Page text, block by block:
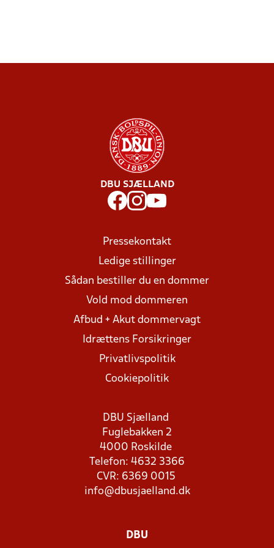
DBU SJÆLLAND
Pressekontakt
Ledige stillinger
Sådan bestiller du en dommer
Vold mod dommeren
Afbud + Akut dommervagt
Idrættens Forsikringer
Privatlivspolitik
Cookiepolitik
DBU Sjælland
Fuglebakken 2
4000 Roskilde
Telefon: 4632 3366
CVR: 6369 0015
info@dbusjaelland.dk
DBU